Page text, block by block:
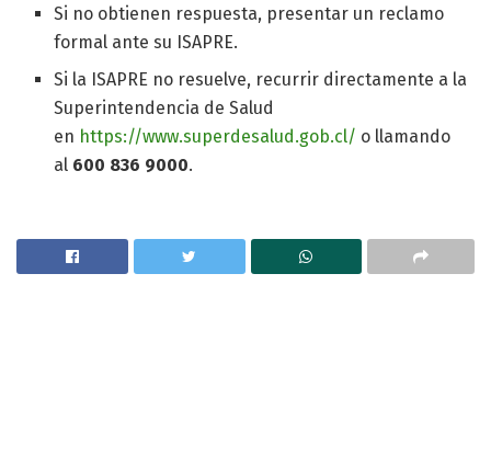
Si no obtienen respuesta, presentar un reclamo
formal ante su ISAPRE.
Si la ISAPRE no resuelve, recurrir directamente a la
Superintendencia de Salud
en https://www.superdesalud.gob.cl/ o llamando
al 600 836 9000.